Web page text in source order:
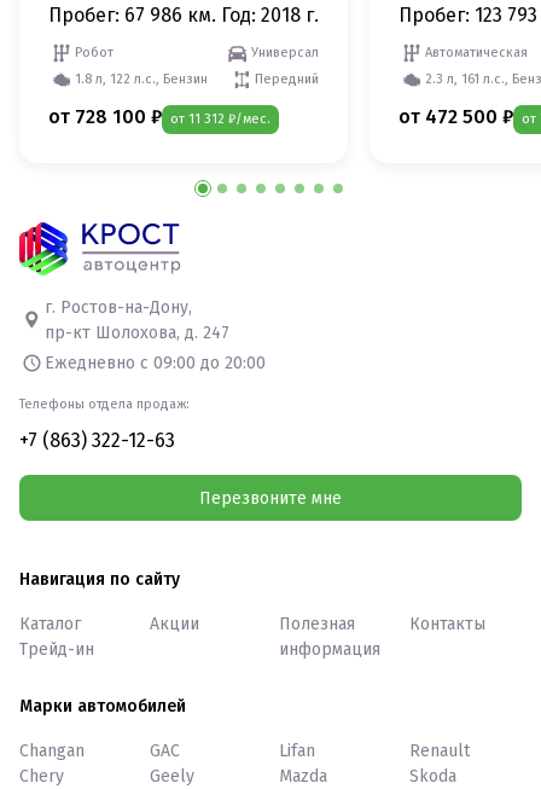
Пробег: 67 986 км. Год: 2018 г.
Робот
Универсал
1.8 л, 122 л.с., Бензин
Передний
от 728 100 ₽ от 11 312 ₽/мес.
Пробег: 123
Автоматическая
2.3 л, 161 л.с.,
от 472 500 ₽ от
г. Ростов-на-Дону,
пр-кт Шолохова, д. 247
Ежедневно с 09:00 до 20:00
Телефоны отдела продаж:
+7 (863) 322-12-63
Перезвоните мне
Навигация по сайту
Каталог
Трейд-ин
Акции
Полезная
информация
Контакты
Марки автомобилей
Changan
Chery
GAC
Geely
Lifan
Mazda
Renault
Skoda